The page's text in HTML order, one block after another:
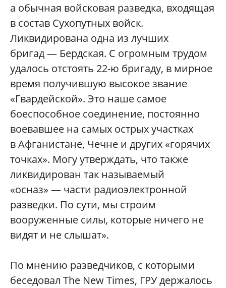
а обычная войсковая разведка, входящая
в состав Сухопутных войск.
Ликвидирована одна из лучших
бригад — Бердская. С огромным трудом
удалось отстоять 22-ю бригаду, в мирное
время получившую высокое звание
«Гвардейской». Это наше самое
боеспособное соединение, постоянно
воевавшее на самых острых участках
в Афганистане, Чечне и других «горячих
точках». Могу утверждать, что также
ликвидирован так называемый
«осназ» — части радиоэлектронной
разведки. По сути, мы строим
вооруженные силы, которые ничего не
видят и не слышат».
По мнению разведчиков, с которыми
беседовал The New Times, ГРУ держалось